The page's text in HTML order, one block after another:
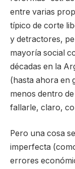
entre varias
típico de corte
y detractores,
mayoría social
décadas en la
(hasta ahora en
menos dentro
fallarle, claro,
Pero una cosa
imperfecta
errores